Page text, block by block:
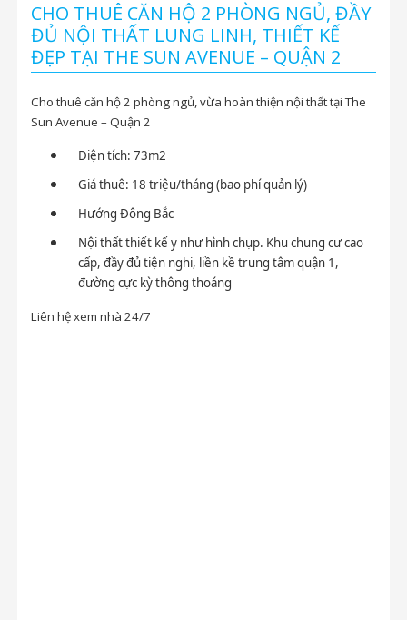
CHO THUÊ CĂN HỘ 2 PHÒNG NGỦ, ĐẦY
ĐỦ NỘI THẤT LUNG LINH, THIẾT KẾ
ĐẸP TẠI THE SUN AVENUE – QUẬN 2
Cho thuê căn hộ 2 phòng ngủ, vừa hoàn thiện nội thất tại The
Sun Avenue – Quận 2
Diện tích: 73m2
Giá thuê: 18 triệu/tháng (bao phí quản lý)
Hướng Đông Bắc
Nội thất thiết kế y như hình chụp. Khu chung cư cao
cấp, đầy đủ tiện nghi, liền kề trung tâm quận 1,
đường cực kỳ thông thoáng
Liên hệ xem nhà 24/7